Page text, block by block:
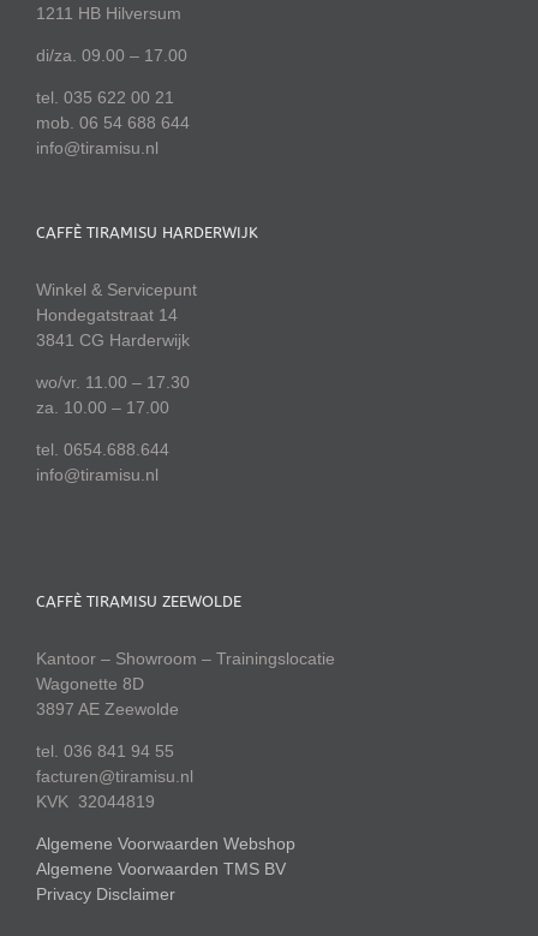
1211 HB Hilversum
di/za. 09.00 – 17.00
tel. 035 622 00 21
mob. 06 54 688 644
info@tiramisu.nl
CAFFÈ TIRAMISU HARDERWIJK
Winkel & Servicepunt
Hondegatstraat 14
3841 CG Harderwijk
wo/vr. 11.00 – 17.30
za. 10.00 – 17.00
tel. 0654.688.644
info@tiramisu.nl
CAFFÈ TIRAMISU ZEEWOLDE
Kantoor – Showroom – Trainingslocatie
Wagonette 8D
3897 AE Zeewolde
tel. 036 841 94 55
facturen@tiramisu.nl
KVK 32044819
Algemene Voorwaarden Webshop
Algemene Voorwaarden TMS BV
Privacy Disclaimer